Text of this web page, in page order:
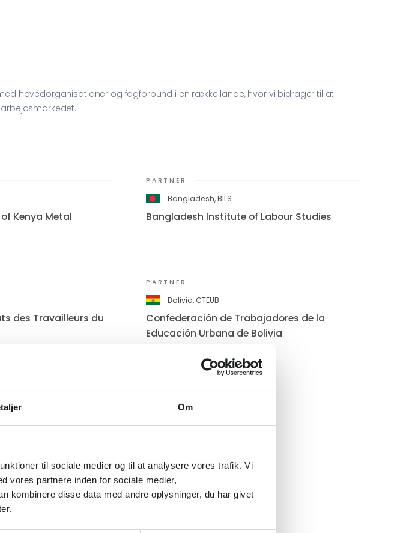
Om
til sociale medier og til at analysere vores trafik. Vi
vores partnere inden for sociale medier,
kombinere disse data med andre oplysninger, du har givet
hovedorganisationer og fagforbund i en række lande, hvor vi bidrager til at
Kenya Metal
PARTNER
Bangladesh, BILS
Bangladesh Institute of Labour Studies
des Travailleurs du
PARTNER
Bolivia, CTEUB
Confederación de Trabajadores de la
Educación Urbana de Bolivia
Unions of